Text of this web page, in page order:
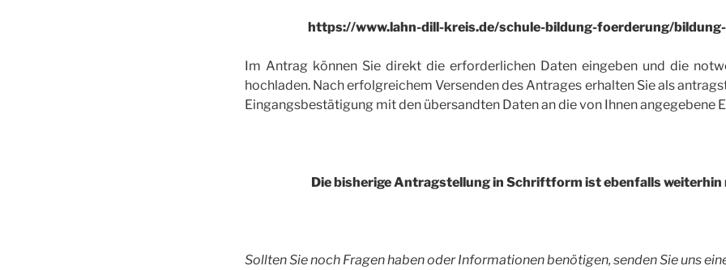
https://www.lahn-dill-kreis.de/schule-bildung-foerderung/
Im Antrag können Sie direkt die erforderlichen Daten eingeben und die
hochladen. Nach erfolgreichem Versenden des Antrages erhalten Sie als
Eingangsbestätigung mit den übersandten Daten an die von Ihnen angegebene
Die bisherige Antragstellung in Schriftform ist ebenfalls weiterhin
Sollten Sie noch Fragen haben oder Informationen benötigen, senden Sie uns